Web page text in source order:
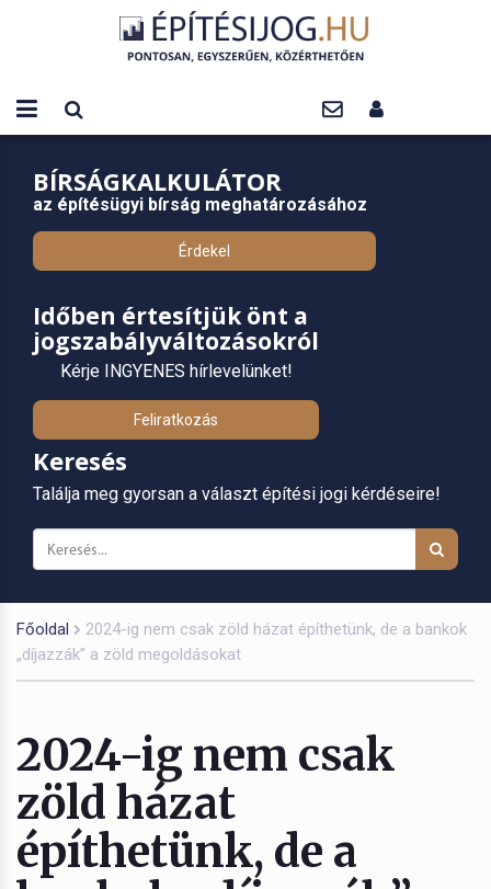
BÍRSÁGKALKULÁTOR
az építésügyi bírság meghatározásához
Érdekel
Időben értesítjük önt a
jogszabályváltozásokról
Kérje INGYENES hírlevelünket!
Feliratkozás
Keresés
Találja meg gyorsan a választ építési jogi kérdéseire!
Főoldal
2024-ig nem csak zöld házat építhetünk, de a bankok
„díjazzák” a zöld megoldásokat
2024-ig nem csak
zöld házat
építhetünk, de a